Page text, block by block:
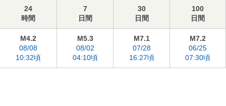
24
時間
7
日間
30
日間
100
日間
M4.2
08/08
10:32頃
M5.3
08/02
04:10頃
M7.1
07/28
16:27頃
M7.2
06/25
07:30頃